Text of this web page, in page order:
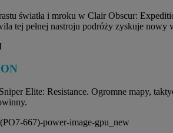
światła i mroku w Clair Obscur:
tej pełnej nastroju podróży zyskuje nowy
Elite: Resistance. Ogromne mapy,